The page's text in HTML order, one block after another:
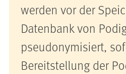
werden vor der
Datenbank von
pseudonymisiert,
Bereitstellung der